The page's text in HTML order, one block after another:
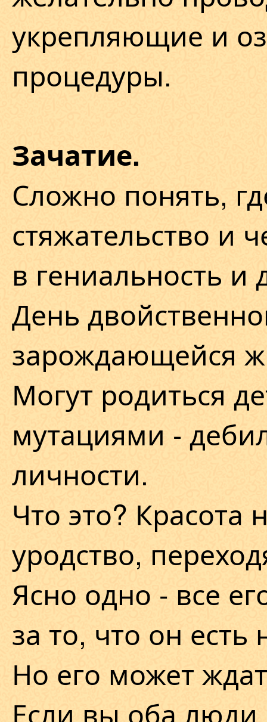
укрепляющие и
процедуры.
Зачатие.
Сложно понять,
стяжательство и
в гениальность и
День
зарождающейся
Могут родиться
мутациями -
личности.
Что это? Красота
уродство,
Ясно одно - все
за то, что он
Но его может
Если вы оба